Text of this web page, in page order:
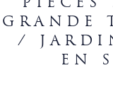
PIÈCES
GRANDE
/
EN